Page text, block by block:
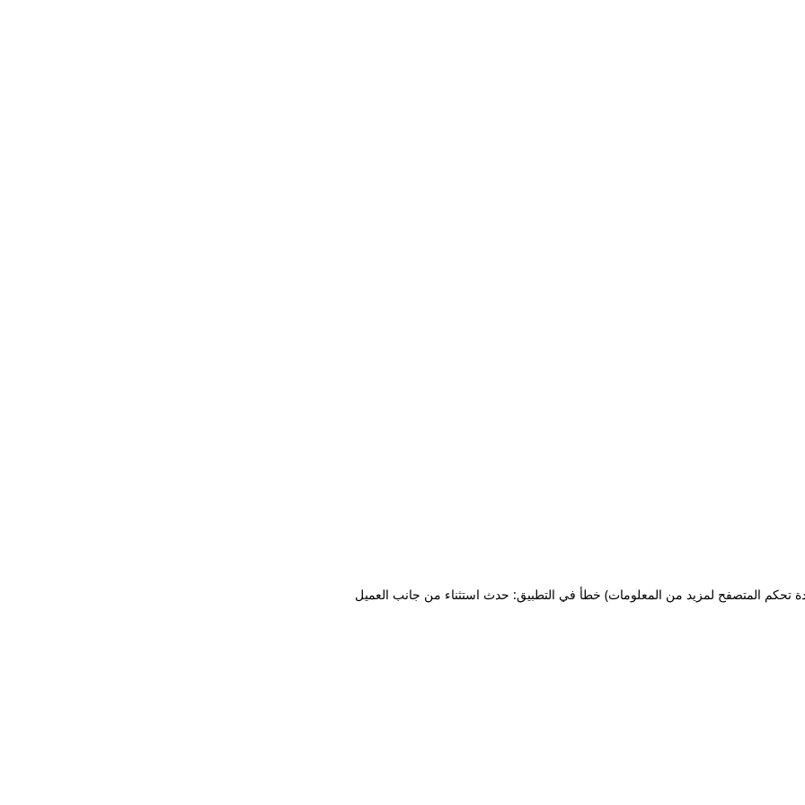
خطأ في التطبيق: حدث استثناء من جانب العميل تحكم المتصفح لمزيد من المعلومات)